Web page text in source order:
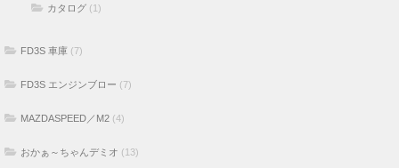
カタログ (1)
FD3S 車庫 (7)
FD3S エンジンブロー (7)
MAZDASPEED／M2 (4)
おかぁ～ちゃんデミオ (13)